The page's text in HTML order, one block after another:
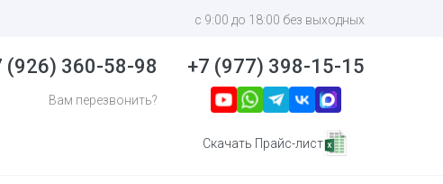
с 9:00 до 18:00 без выходных
(926) 360-58-98
Вам перезвонить?
+7 (977) 398-15-15
Скачать Прайс-лист